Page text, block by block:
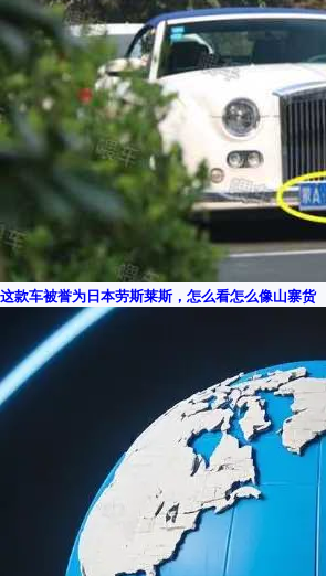
这款车被誉为日本劳斯莱斯，怎么看怎么像山寨货